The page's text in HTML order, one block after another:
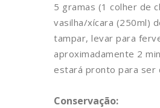
5 gramas (1 colher de
vasilha/xícara (250ml)
tampar, levar para
aproximadamente 2
estará pronto para ser
Conservação: